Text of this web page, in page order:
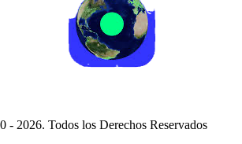
- 2026. Todos los Derechos Reservados